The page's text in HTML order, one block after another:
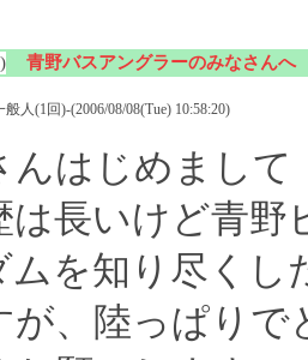
青野バスアングラーのみなさんへ
般人(1回)-(2006/08/08(Tue) 10:58:20)
んはじめまして
は長いけど青野
ムを知り尽くし
が、陸っぱり